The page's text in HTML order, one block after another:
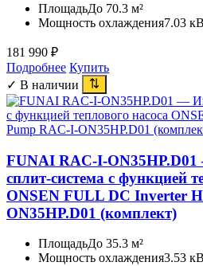
ПлощадьДо 70.3 м²
Мощность охлаждения7.03
181 990 ₽
Подробнее Купить
✓ В наличии
FUNAI RAC-I-
сплит-система с функцией
ONSEN FULL DC Inverter
ON35HP.D01 (комплект)
ПлощадьДо 35.3 м²
Мощность охлаждения3.53